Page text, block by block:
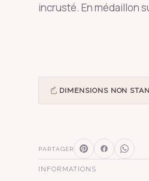
incrusté. En médaillon
DIMENSIONS NON
PARTAGER
INFORMATIONS